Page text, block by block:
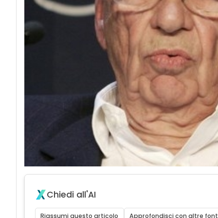
Chiedi all'AI
Riassumi questo articolo Approfondisci con altre